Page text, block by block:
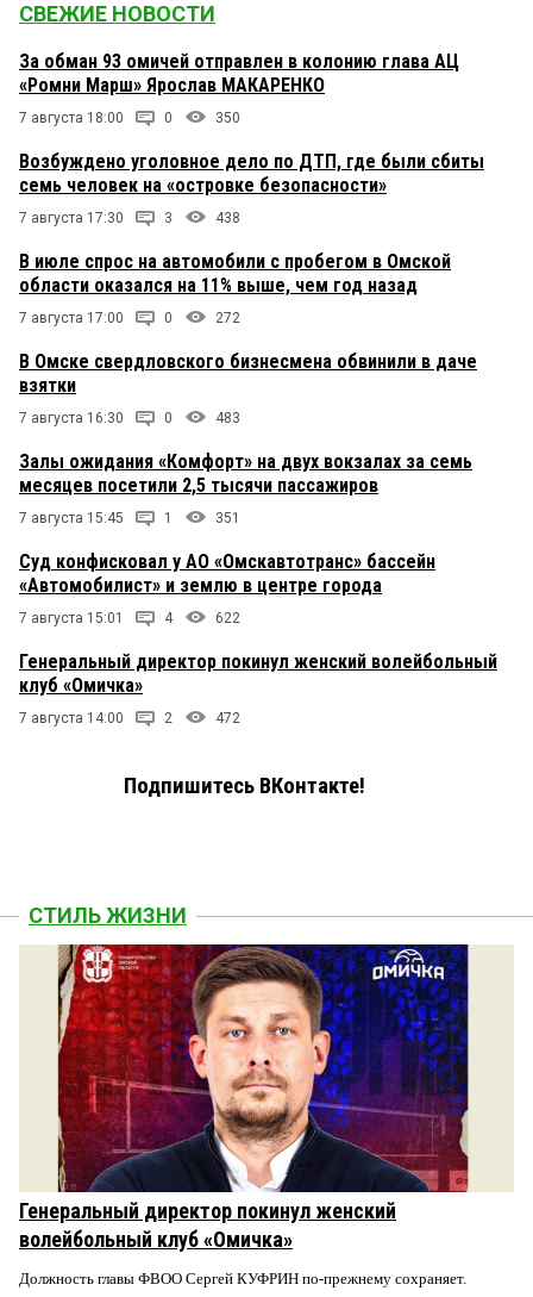
СВЕЖИЕ НОВОСТИ
За обман 93 омичей отправлен в колонию глава АЦ
«Ромни Марш» Ярослав МАКАРЕНКО
7 августа 18:00 0 350
Возбуждено уголовное дело по ДТП, где были сбиты
семь человек на «островке безопасности»
7 августа 17:30 3 438
В июле спрос на автомобили с пробегом в Омской
области оказался на 11% выше, чем год назад
7 августа 17:00 0 272
В Омске свердловского бизнесмена обвинили в даче
взятки
7 августа 16:30 0 483
Залы ожидания «Комфорт» на двух вокзалах за семь
месяцев посетили 2,5 тысячи пассажиров
7 августа 15:45 1 351
Суд конфисковал у АО «Омскавтотранс» бассейн
«Автомобилист» и землю в центре города
7 августа 15:01 4 622
Генеральный директор покинул женский волейбольный
клуб «Омичка»
7 августа 14:00 2 472
Подпишитесь ВКонтакте!
СТИЛЬ ЖИЗНИ
Генеральный директор покинул женский
волейбольный клуб «Омичка»
Должность главы ФВОО Сергей КУФРИН по-прежнему сохраняет.